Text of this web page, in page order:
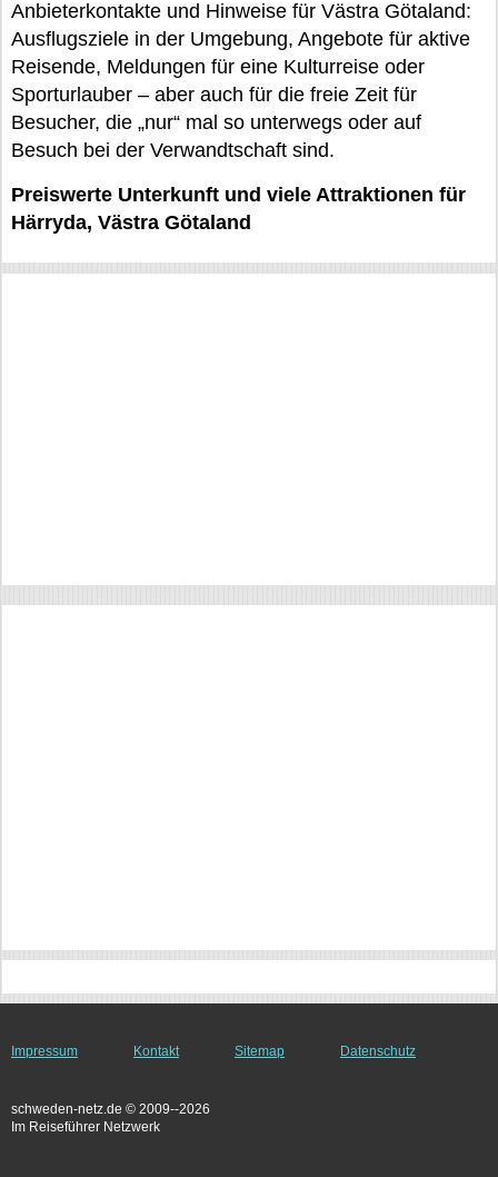
Anbieterkontakte und Hinweise für Västra Götaland:
Ausflugsziele in der Umgebung, Angebote für aktive
Reisende, Meldungen für eine Kulturreise oder
Sporturlauber – aber auch für die freie Zeit für
Besucher, die „nur“ mal so unterwegs oder auf
Besuch bei der Verwandtschaft sind.
Preiswerte Unterkunft und viele Attraktionen für
Härryda, Västra Götaland
Impressum Kontakt Sitemap Datenschutz
schweden-netz.de © 2009--2026
Im Reiseführer Netzwerk